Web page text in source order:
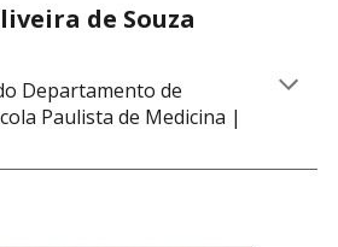
de Souza
Departamento de
Paulista de Medicina |